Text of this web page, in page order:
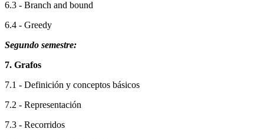
6.3 - Branch and bound
6.4 - Greedy
Segundo semestre:
7. Grafos
7.1 - Definición y conceptos básicos
7.2 - Representación
7.3 - Recorridos